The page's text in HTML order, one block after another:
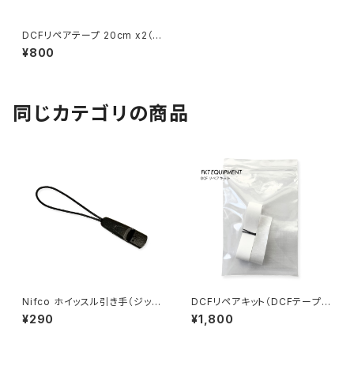
DCFリペアテープ 20cm x2（4
0cm）
¥800
同じカテゴリの商品
Nifco ホイッスル引き手（ジップ
タグ）
¥290
DCFリペアキット（DCFテープ、
DCF用両面テープ、DCF生地）R
EPAIR KIT
¥1,800